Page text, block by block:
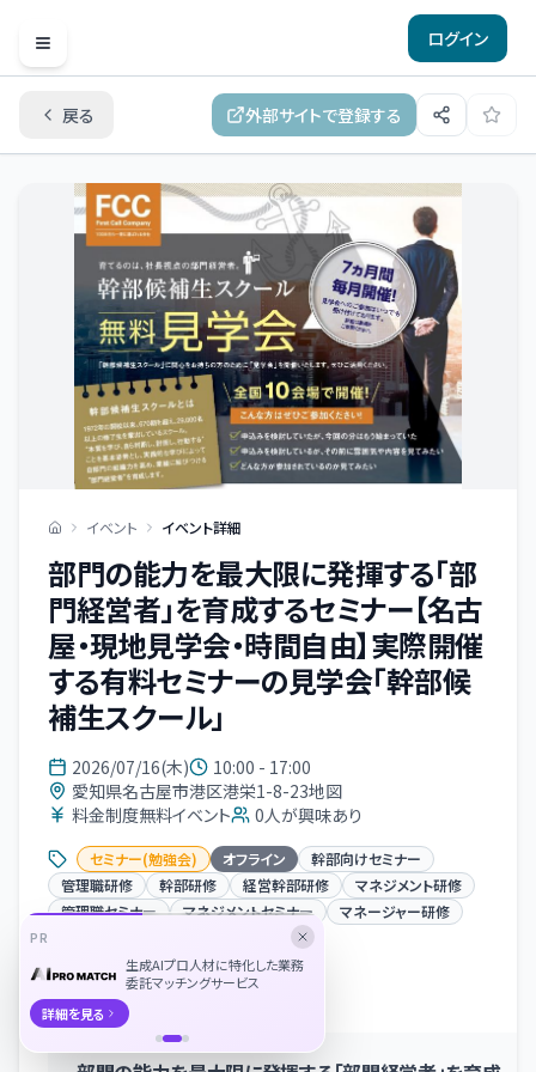
Open menu
ログイン
戻る 外部サイトで登録する
イベント イベント詳細
部門の能力を最大限に発揮する「部
門経営者」を育成するセミナー【名古
屋・現地見学会・時間自由】実際開催
する有料セミナーの見学会「幹部候
補生スクール」
2026/07/16(木)
10:00 - 17:00
愛知県名古屋市港区港栄1-8-23地図
料金制度無料イベント
0人が興味あり
セミナー(勉強会) オフライン
幹部向けセミナー
管理職研修
幹部研修 経営幹部研修
マネジメント研修
管理職セミナー
マネジメントセミナー
マネージャー研修
イベント概要
PR
生成AIプロ人材に特化した業務
委託マッチングサービス
詳細を見る